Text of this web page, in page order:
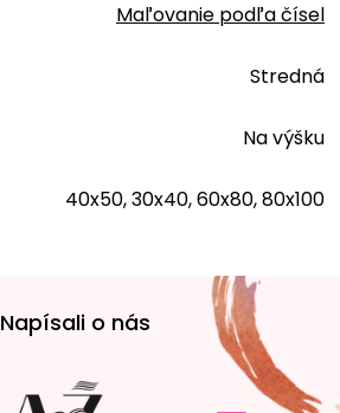
Maľovanie podľa čísel
Stredná
Na výšku
40x50, 30x40, 60x80, 80x100
Napísali o nás